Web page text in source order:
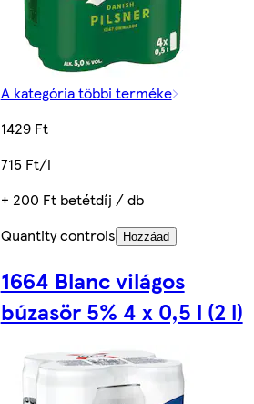
A kategória többi terméke
1429 Ft
715 Ft/l
+ 200 Ft betétdíj / db
Quantity controls
Hozzáad
1664 Blanc világos
búzasör 5% 4 x 0,5 l (2 l)